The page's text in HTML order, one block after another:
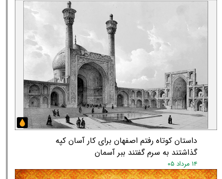
داستان کوتاه رفتم اصفهان برای کار آسان کپه
گذاشتند به سرم گفتند ببر آسمان
۱۴ مرداد ۰۵